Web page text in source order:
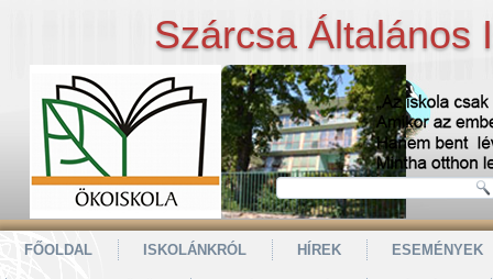
Szárcsa Általános
FŐOLDAL ISKOLÁNKRÓL HÍREK ESEMÉNYEK